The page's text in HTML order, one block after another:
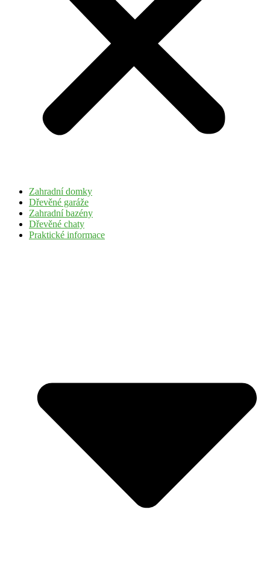
Zahradní domky
Dřevěné garáže
Zahradní bazény
Dřevěné chaty
Praktické informace